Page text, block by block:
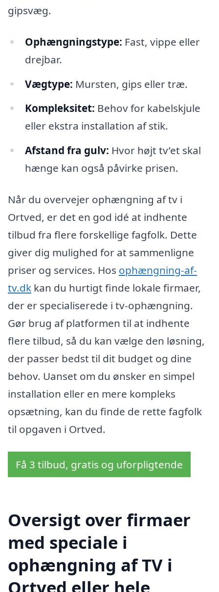
gipsvæg.
Ophængningstype: Fast, vippe eller
drejbar.
Vægtype: Mursten, gips eller træ.
Kompleksitet: Behov for kabelskjule
eller ekstra installation af stik.
Afstand fra gulv: Hvor højt tv’et skal
hænge kan også påvirke prisen.
Når du overvejer ophængning af tv i
Ortved, er det en god idé at indhente
tilbud fra flere forskellige fagfolk. Dette
giver dig mulighed for at sammenligne
priser og services. Hos ophængning-af-
tv.dk kan du hurtigt finde lokale firmaer,
der er specialiserede i tv-ophængning.
Gør brug af platformen til at indhente
flere tilbud, så du kan vælge den løsning,
der passer bedst til dit budget og dine
behov. Uanset om du ønsker en simpel
installation eller en mere kompleks
opsætning, kan du finde de rette fagfolk
til opgaven i Ortved.
Få 3 tilbud, gratis og uforpligtende
Oversigt over firmaer
med speciale i
ophængning af TV i